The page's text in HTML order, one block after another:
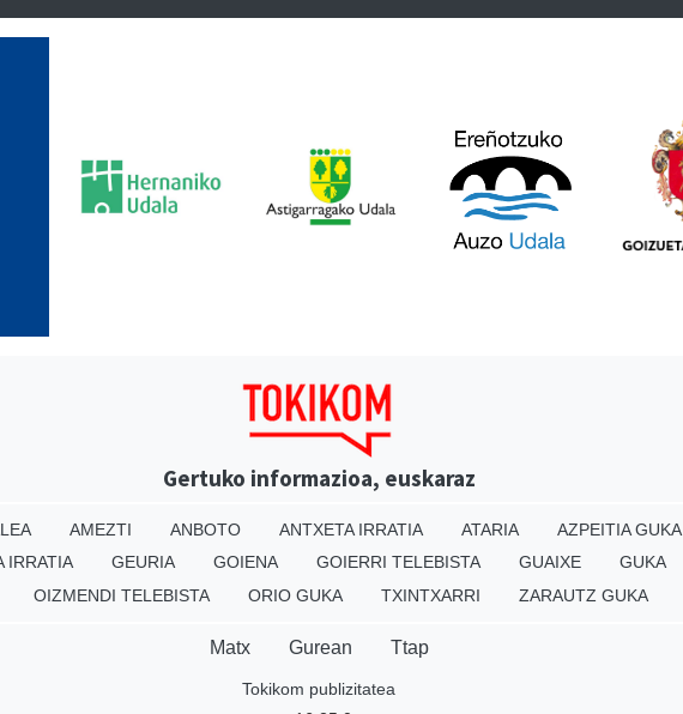
Gertuko informazioa, euskaraz
AMEZTI ANBOTO ANTXETA IRRATIA ATARIA AZPEITIA GUKA
IRRATIA GEURIA GOIENA GOIERRI TELEBISTA GUAIXE GUKA
OIZMENDI TELEBISTA ORIO GUKA TXINTXARRI ZARAUTZ GUKA
Matx Gurean Ttap
Tokikom publizitatea